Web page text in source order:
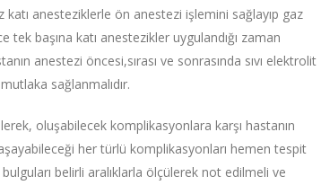
anesteziklerle ön anestezi işlemini sağlayıp gaz
tek başına katı anestezikler uygulandığı zaman
anestezi öncesi,sırası ve sonrasında sıvı elektrolit
sağlanmalıdır.
oluşabilecek komplikasyonlara karşı hastanın
her türlü komplikasyonları hemen tespit
belirli aralıklarla ölçülerek not edilmeli ve